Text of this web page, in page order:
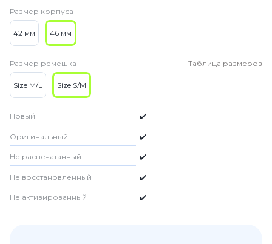
Размер корпуса
42 мм 46 мм
Размер ремешка Таблица размеров
Size M/L Size S/M
Новый ✔️
Оригинальный ✔️
Не распечатанный ✔️
Не восстановленный ✔️
Не активированный ✔️